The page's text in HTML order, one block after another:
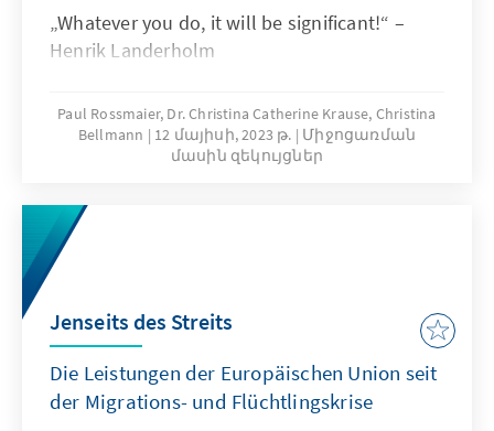
„Whatever you do, it will be significant!“ –
Henrik Landerholm
Paul Rossmaier, Dr. Christina Catherine Krause, Christina
Bellmann
12 մայիսի, 2023 թ.
Միջոցառման
մասին զեկույցներ
Jenseits des Streits
Die Leistungen der Europäischen Union seit
der Migrations-­ und Flüchtlingskrise